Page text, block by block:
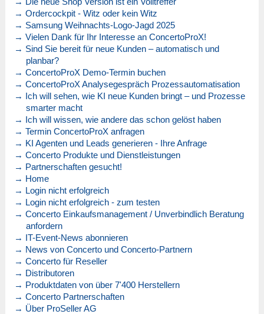
→ Ordercockpit - Witz oder kein Witz
→ Samsung Weihnachts-Logo-Jagd 2025
→ Vielen Dank für Ihr Interesse an ConcertoProX!
→ Sind Sie bereit für neue Kunden – automatisch und
planbar?
→ ConcertoProX Demo-Termin buchen
→ ConcertoProX Analysegespräch Prozessautomatisation
→ Ich will sehen, wie KI neue Kunden bringt – und Prozesse
smarter macht
→ Ich will wissen, wie andere das schon gelöst haben
→ Termin ConcertoProX anfragen
→ KI Agenten und Leads generieren - Ihre Anfrage
→ Concerto Produkte und Dienstleistungen
→ Partnerschaften gesucht!
→ Home
→ Login nicht erfolgreich
→ Login nicht erfolgreich - zum testen
→ Concerto Einkaufsmanagement / Unverbindlich Beratung
anfordern
→ IT-Event-News abonnieren
→ News von Concerto und Concerto-Partnern
→ Concerto für Reseller
→ Distributoren
→ Produktdaten von über 7'400 Herstellern
→ Concerto Partnerschaften
→ Über ProSeller AG